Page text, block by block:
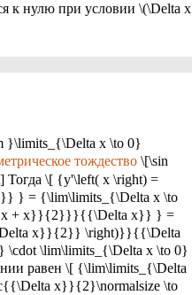
к нулю при условии \(\Delta x
}\limits_{\Delta x \to 0}
тождество \[\sin
Тогда \[ {y'\left( x \right) =
} = {\lim\limits_{\Delta x \to
x + x}}{2}}}{{\Delta x}} } =
x}}{2}} \right)}}{{\Delta
\lim\limits_{\Delta x \to 0}
равен \[ {\lim\limits_{\Delta
x}}{2}\normalsize \to